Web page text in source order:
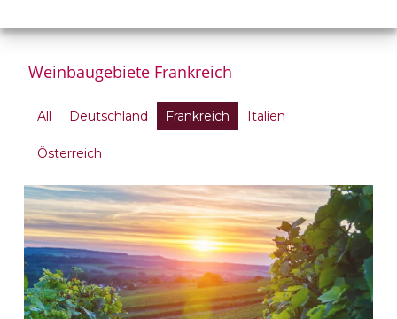
Weinbaugebiete Frankreich
All Deutschland Frankreich Italien
Österreich